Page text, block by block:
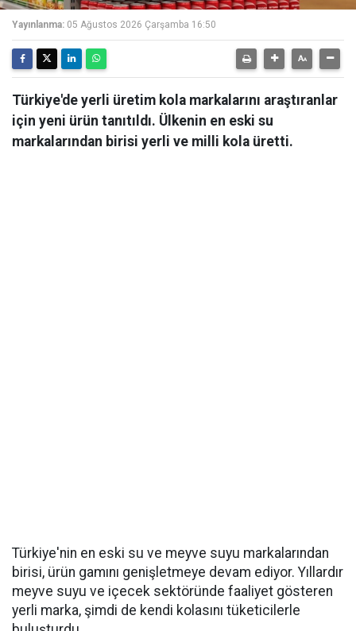
Yayınlanma: 05 Ağustos 2026 Çarşamba 16:50
Türkiye'de yerli üretim kola markalarını araştıranlar
için yeni ürün tanıtıldı. Ülkenin en eski su
markalarından birisi yerli ve milli kola üretti.
Türkiye'nin en eski su ve meyve suyu markalarından
birisi, ürün gamını genişletmeye devam ediyor. Yıllardır
meyve suyu ve içecek sektöründe faaliyet gösteren
yerli marka, şimdi de kendi kolasını tüketicilerle